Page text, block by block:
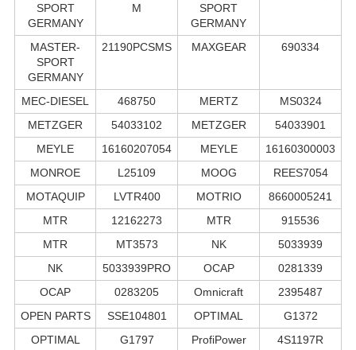
SPORT
GERMANY
M
SPORT
GERMANY
MASTER-
SPORT
GERMANY
21190PCSMS MAXGEAR 690334
MEC-DIESEL 468750 MERTZ
MS0324
METZGER
54033102 METZGER
54033901
MEYLE
16160207054 MEYLE
16160300003
MONROE
L25109 MOOG
REES7054
MOTAQUIP
LVTR400 MOTRIO
8660005241
MTR
12162273 MTR
915536
MTR
MT3573 NK
5033939
NK
5033939PRO OCAP
0281339
OCAP
0283205 Omnicraft
2395487
OPEN PARTS
SSE104801 OPTIMAL
G1372
OPTIMAL
G1797 ProfiPower
4S1197R